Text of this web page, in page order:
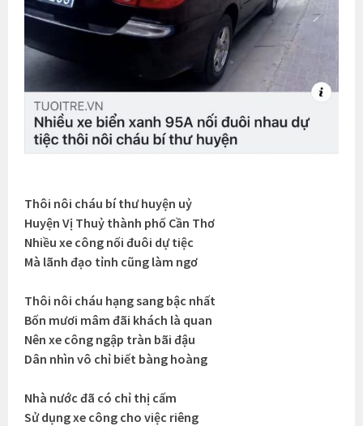
Thôi nôi cháu bí thư huyện uỷ
Huyện Vị Thuỷ thành phố Cần Thơ
Nhiều xe công nối đuôi dự tiệc
Mà lãnh đạo tỉnh cũng làm ngơ
Thôi nôi cháu hạng sang bậc nhất
Bốn mươi mâm đãi khách là quan
Nên xe công ngập tràn bãi đậu
Dân nhìn vô chỉ biết bàng hoàng
Nhà nước đã có chỉ thị cấm
Sử dụng xe công cho việc riêng